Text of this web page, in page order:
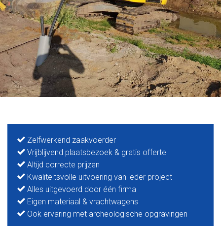
Zelfwerkend zaakvoerder
Vrijblijvend plaatsbezoek & gratis offerte
Altijd correcte prijzen
Kwaliteitsvolle uitvoering van ieder project
Alles uitgevoerd door één firma
Eigen materiaal & vrachtwagens
Ook ervaring met archeologische opgravingen